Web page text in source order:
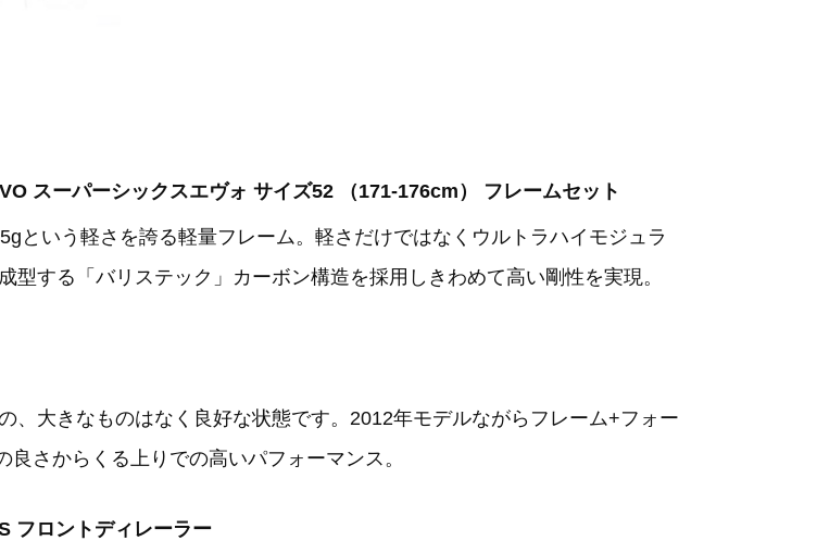
スーパーシックスエヴォ サイズ52 （171-176cm） フレームセット
という軽さを誇る軽量フレーム。軽さだけではなくウルトラハイモジュラ
する「バリステック」カーボン構造を採用しきわめて高い剛性を実現。
、大きなものはなく良好な状態です。2012年モデルながらフレーム+フォー
さからくる上りでの高いパフォーマンス。
フロントディレーラー